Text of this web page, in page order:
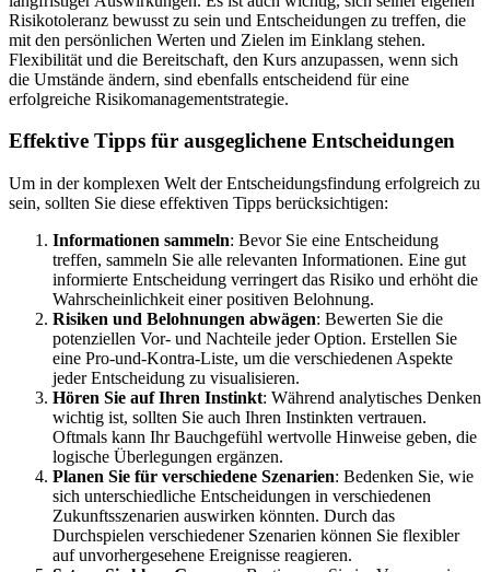
Risikotoleranz bewusst zu sein und Entscheidungen zu treffen, die
mit den persönlichen Werten und Zielen im Einklang stehen.
Flexibilität und die Bereitschaft, den Kurs anzupassen, wenn sich
die Umstände ändern, sind ebenfalls entscheidend für eine
erfolgreiche Risikomanagementstrategie.
Effektive Tipps für ausgeglichene Entscheidungen
Um in der komplexen Welt der Entscheidungsfindung erfolgreich zu
sein, sollten Sie diese effektiven Tipps berücksichtigen:
Informationen sammeln: Bevor Sie eine Entscheidung
treffen, sammeln Sie alle relevanten Informationen. Eine gut
informierte Entscheidung verringert das Risiko und erhöht die
Wahrscheinlichkeit einer positiven Belohnung.
Risiken und Belohnungen abwägen: Bewerten Sie die
potenziellen Vor- und Nachteile jeder Option. Erstellen Sie
eine Pro-und-Kontra-Liste, um die verschiedenen Aspekte
jeder Entscheidung zu visualisieren.
Hören Sie auf Ihren Instinkt: Während analytisches Denken
wichtig ist, sollten Sie auch Ihren Instinkten vertrauen.
Oftmals kann Ihr Bauchgefühl wertvolle Hinweise geben, die
logische Überlegungen ergänzen.
Planen Sie für verschiedene Szenarien: Bedenken Sie, wie
sich unterschiedliche Entscheidungen in verschiedenen
Zukunftsszenarien auswirken könnten. Durch das
Durchspielen verschiedener Szenarien können Sie flexibler
auf unvorhergesehene Ereignisse reagieren.